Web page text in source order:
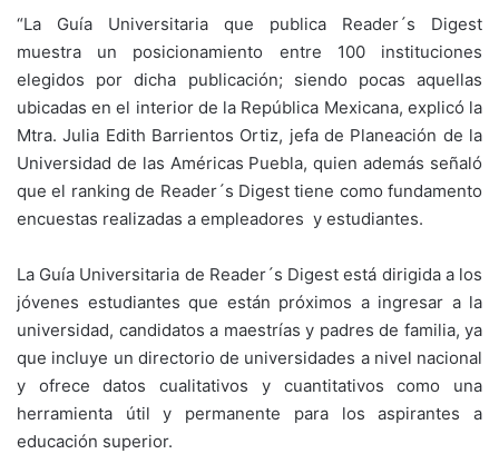
“La Guía Universitaria que publica Reader´s Digest
muestra un posicionamiento entre 100 instituciones
elegidos por dicha publicación; siendo pocas aquellas
ubicadas en el interior de la República Mexicana, explicó la
Mtra. Julia Edith Barrientos Ortiz, jefa de Planeación de la
Universidad de las Américas Puebla, quien además señaló
que el ranking de Reader´s Digest tiene como fundamento
encuestas realizadas a empleadores y estudiantes.
La Guía Universitaria de Reader´s Digest está dirigida a los
jóvenes estudiantes que están próximos a ingresar a la
universidad, candidatos a maestrías y padres de familia, ya
que incluye un directorio de universidades a nivel nacional
y ofrece datos cualitativos y cuantitativos como una
herramienta útil y permanente para los aspirantes a
educación superior.